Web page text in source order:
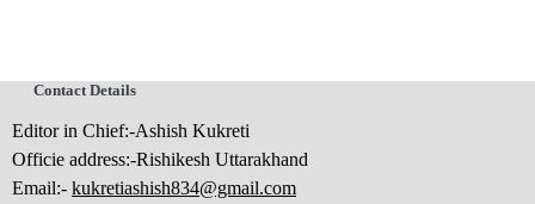
Contact Details
Editor in Chief:-Ashish Kukreti
Officie address:-Rishikesh Uttarakhand
Email:- kukretiashish834@gmail.com